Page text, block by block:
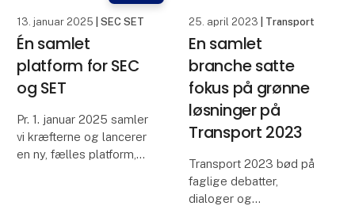
13. januar 2025 | SEC SET
Én samlet
platform for SEC
og SET
Pr. 1. januar 2025 samler
vi kræfterne og lancerer
en ny, fælles platform,
25. april 2023 | Transport
En samlet
branche satte
fokus på grønne
løsninger på
Transport 2023
Transport 2023 bød på
faglige debatter,
dialoger og